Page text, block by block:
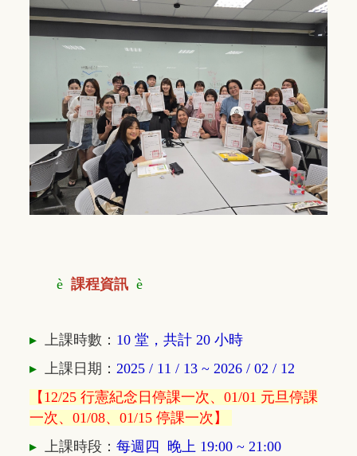
è 課程資訊 è
▸ 上課時數： 10 堂，共計 20 小時
▸ 上課日期： 2025 / 11 / 13 ~ 2026 / 02 / 12
【12/25 行憲紀念日停課一次、01/01 元旦停課
一次、01/08、01/15 停課一次】
▸ 上課時段： 每週四 晚上 19:00 ~ 21:00